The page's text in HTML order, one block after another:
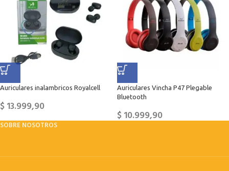
Auriculares inalambricos Royalcell
$13.999,90
Auriculares Vincha P47 Plegable
Bluetooth
$10.999,90
SOBRE NOSOTROS